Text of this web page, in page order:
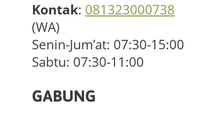
Kontak: 081323000738
(WA)
Senin-Jum’at: 07:30-15:00
Sabtu: 07:30-11:00
GABUNG